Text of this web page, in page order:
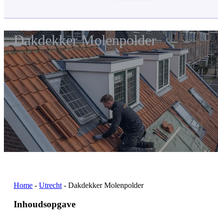
Dakdekker Molenpolder
Home - Utrecht - Dakdekker Molenpolder
Inhoudsopgave